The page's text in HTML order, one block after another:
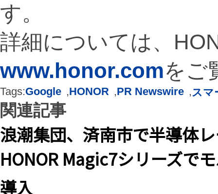
す。
詳細については、
www.honor.comをご
Tags:Google ,HONOR ,PR Newswire ,スマ
関連記事
浪潮集団、済南市で半導体
HONOR Magic7シリーズで
導入